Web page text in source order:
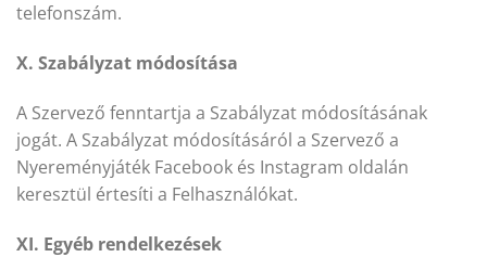
telefonszám.
X. Szabályzat módosítása
A Szervező fenntartja a Szabályzat módosításának
jogát. A Szabályzat módosításáról a Szervező a
Nyereményjáték Facebook és Instagram oldalán
keresztül értesíti a Felhasználókat.
XI. Egyéb rendelkezések